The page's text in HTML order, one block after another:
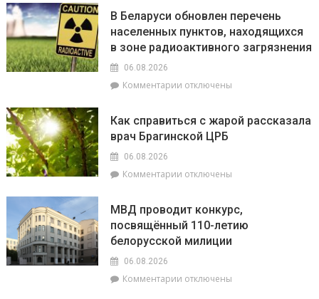
В Беларуси обновлен перечень
населенных пунктов, находящихся
в зоне радиоактивного загрязнения
06.08.2026
Комментарии к
Беларуси
обновлен
пунктов,
в
зоне
радиоактивного
загрязнения
отключены
Как справиться с жарой рассказала
врач Брагинской ЦРБ
06.08.2026
Комментарии к
справиться
с
жарой
Брагинской
отключены
МВД проводит конкурс,
посвящённый 110-летию
белорусской милиции
06.08.2026
Комментарии котключены